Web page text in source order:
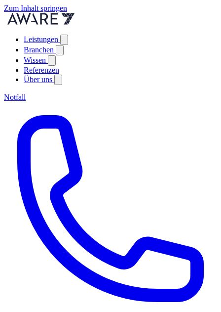
Zum Inhalt springen
Leistungen
Branchen
Wissen
Referenzen
Über uns
Notfall